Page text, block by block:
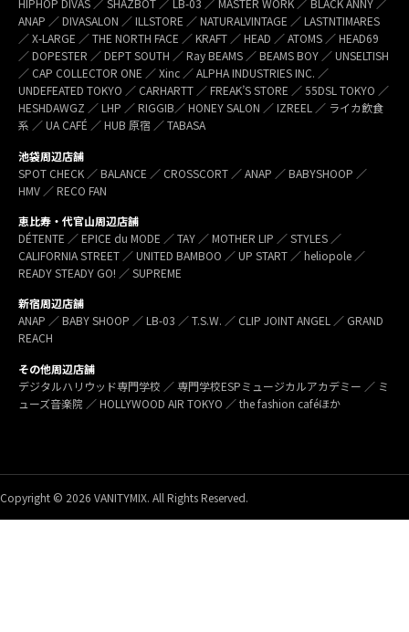
HIPHOP DIVAS ／ SHAZBOT ／ LB-03 ／ MASTER WORK ／ BLACK ANNY ／
ANAP ／ DIVASALON ／ ILLSTORE ／ NATURALVINTAGE ／ LASTNTIMARES
／ X-LARGE ／ THE NORTH FACE ／ KRAFT ／ HEAD ／ ATOMS ／ HEAD69
／ DOPESTER ／ DEPT SOUTH ／ Ray BEAMS ／ BEAMS BOY ／ UNSELTISH
／ CAP COLLECTOR ONE ／ Xinc ／ ALPHA INDUSTRIES INC. ／
UNDEFEATED TOKYO ／ CARHARTT ／ FREAK’S STORE ／ 55DSL TOKYO ／
HESHDAWGZ ／ LHP ／ RIGGIB／ HONEY SALON ／ IZREEL ／ ライカ飲食
系 ／ UA CAFÉ ／ HUB 原宿 ／ TABASA
池袋周辺店舗
SPOT CHECK ／ BALANCE ／ CROSSCORT ／ ANAP ／ BABYSHOOP ／
HMV ／ RECO FAN
恵比寿・代官山周辺店舗
DÉTENTE ／ EPICE du MODE ／ TAY ／ MOTHER LIP ／ STYLES ／
CALIFORNIA STREET ／ UNITED BAMBOO ／ UP START ／ heliopole ／
READY STEADY GO! ／ SUPREME
新宿周辺店舗
ANAP ／ BABY SHOOP ／ LB-03 ／ T.S.W. ／ CLIP JOINT ANGEL ／ GRAND
REACH
その他周辺店舗
デジタルハリウッド専門学校 ／ 専門学校ESPミュージカルアカデミー ／ ミ
ューズ音楽院 ／ HOLLYWOOD AIR TOKYO ／ the fashion caféほか
Copyright © 2026 VANITYMIX. All Rights Reserved.